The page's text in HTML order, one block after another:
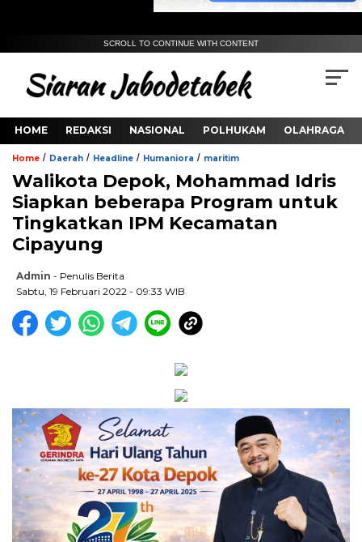
SCROLL TO CONTINUE WITH CONTENT
HOME REDAKSI NASIONAL POLHUKAM OLAHRAGA
Home / Daerah / Headline / Humaniora / maritim
Walikota Depok, Mohammad Idris
Siapkan beberapa Program untuk
Tingkatkan IPM Kecamatan
Cipayung
Admin - Penulis Berita
Sabtu, 19 Februari 2022 - 09:33 WIB